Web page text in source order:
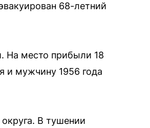
68-летний
На место прибыли 18
и мужчину 1956 года
В тушении